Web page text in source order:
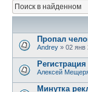
Пропал
Andrey » 02 янв
Алексей
Минутка